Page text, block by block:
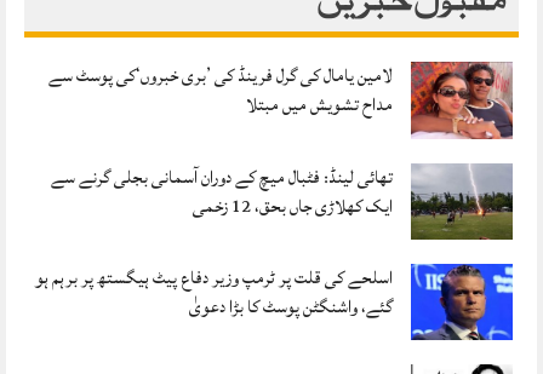
لامین یامال کی گرل فرینڈ کی ’بری خبروں‘کی پوسٹ سے
مداح تشویش میں مبتلا
تھائی لینڈ: فٹبال میچ کے دوران آسمانی بجلی گرنے سے
ایک کھلاڑی جاں بحق، 12 زخمی
اسلحے کی قلت پر ٹرمپ وزیر دفاع پیٹ ہیگستھ پر برہم ہو
گئے، واشنگٹن پوسٹ کا بڑا دعویٰ